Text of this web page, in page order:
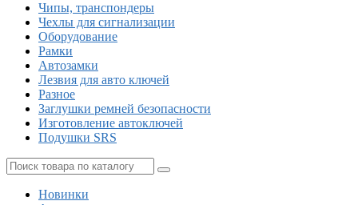
Чипы, транспондеры
Чехлы для сигнализации
Оборудование
Рамки
Автозамки
Лезвия для авто ключей
Разное
Заглушки ремней безопасности
Изготовление автоключей
Подушки SRS
Новинки